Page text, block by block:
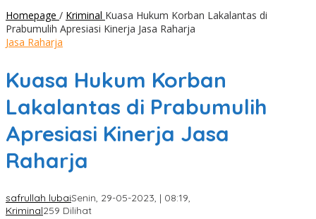
Homepage / Kriminal Kuasa Hukum Korban Lakalantas di
Prabumulih Apresiasi Kinerja Jasa Raharja
Jasa Raharja
Kuasa Hukum Korban
Lakalantas di Prabumulih
Apresiasi Kinerja Jasa
Raharja
safrullah lubaiSenin, 29-05-2023, | 08:19,
Kriminal259 Dilihat